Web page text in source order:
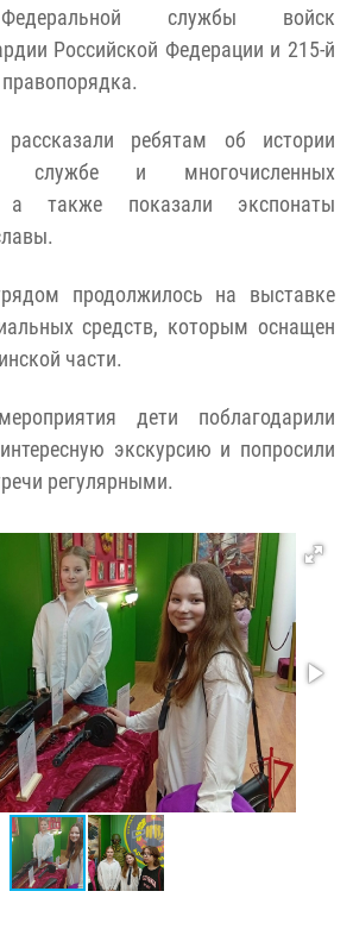
службы войск
Российской Федерации и 215-й
рассказали ребятам об истории
службе и многочисленных
а также показали экспонаты
продолжилось на выставке
средств, которым оснащен
части.
дети поблагодарили
экскурсию и попросили
регулярными.